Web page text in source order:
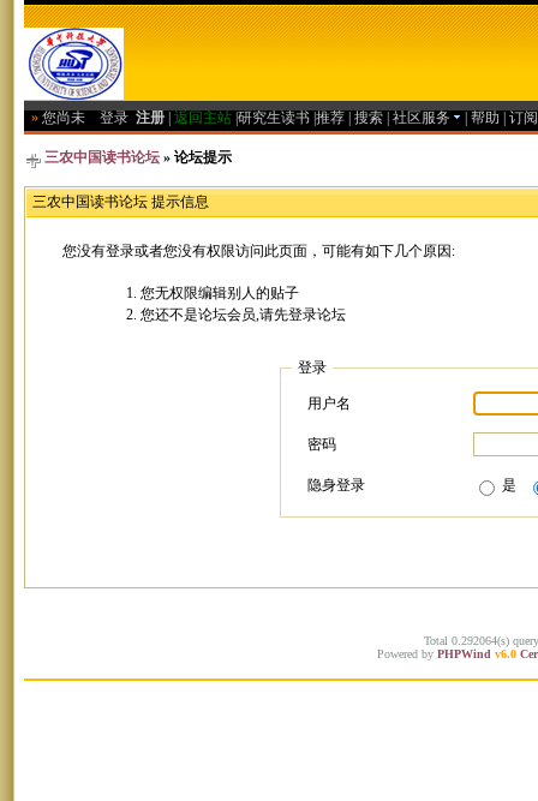
» 您尚未 登录 注册 返回主站 研究生读书 推荐 搜索 社区服务 帮助 订
三农中国读书论坛 » 论坛提示
三农中国读书论坛 提示信息
您没有登录或者您没有权限访问此页面，可能有如下几个原因:
您无权限编辑别人的贴子
您还不是论坛会员,请先登录论坛
登录
用户名
密码
隐身登录 是
Total 0.292064(s)
Powered by PHPWind v6.0